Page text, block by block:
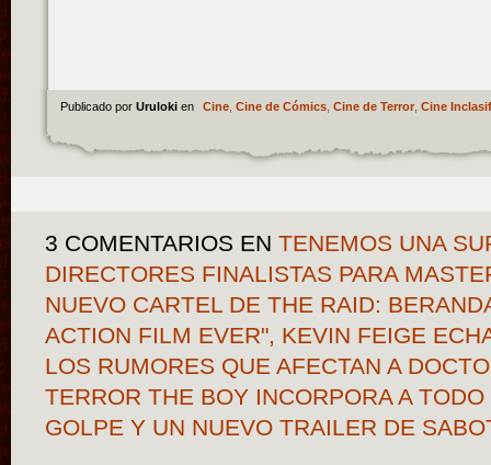
Publicado por Uruloki en Cine, Cine de Cómics, Cine de Terror, Cine
3 COMENTARIOS EN TENEMOS UNA
DIRECTORES FINALISTAS PARA
NUEVO CARTEL DE THE RAID:
ACTION FILM EVER", KEVIN FEIGE
LOS RUMORES QUE AFECTAN A
TERROR THE BOY INCORPORA A
GOLPE Y UN NUEVO TRAILER DE